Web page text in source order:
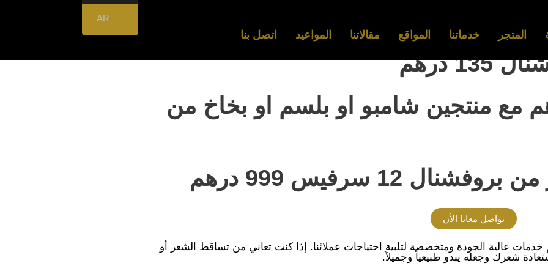
المتجر خدماتنا المواقع مقالاتنا المواعيد اتصل بنا
بروفشنال 150 درهم مع منتجين شامبو او بلسم او بخاخ من
تواصل معانا الأن
عالية الجودة ومتخصصة لتلبية احتياجات عملائنا. إذا كنت تعاني من تساقط الشعر أو
شعرك وجعله يبدو طبيعياً وجميلاً.
AR